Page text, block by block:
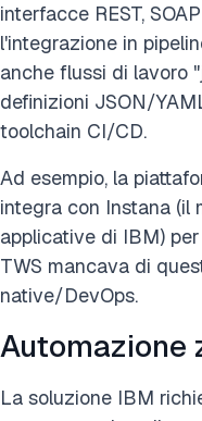
interfacce REST,
l'integrazione in
anche flussi di lavoro
definizioni JSON/
toolchain CI/CD.
Ad esempio, la
integra con Instana (il
applicative di IBM)
TWS mancava di
native/DevOps.
Automazione
La soluzione IBM